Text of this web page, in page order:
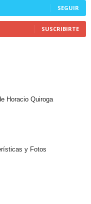
SEGUIR
SUSCRIBIRTE
Horacio Quiroga
y Fotos